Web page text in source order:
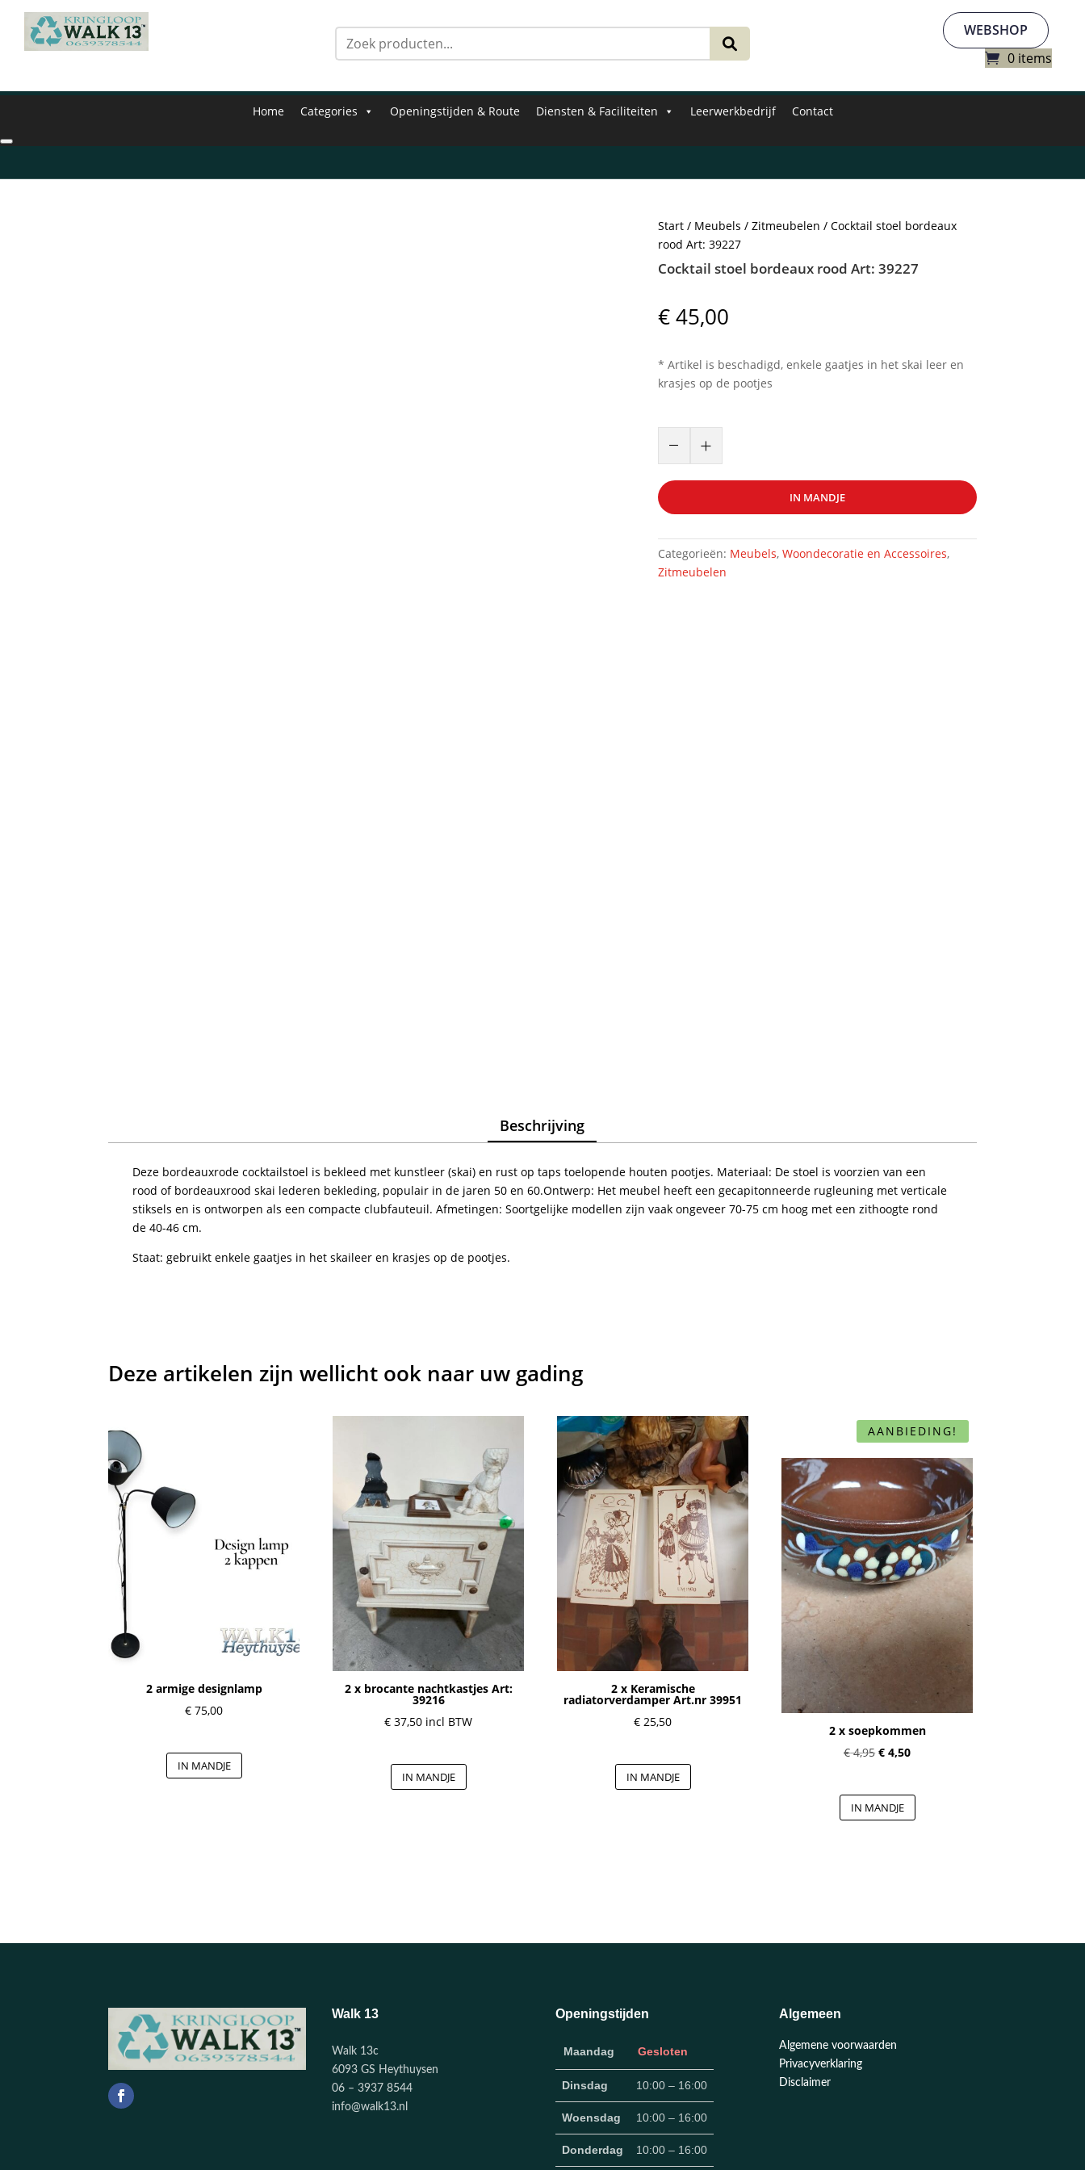
WEBSHOP
0 items
Home Categories Openingstijden & Route Diensten & Faciliteiten Leerwerkbedrijf Contact
Start/ Meubels / Zitmeubelen / Cocktail stoel bordeaux
rood Art: 39227
Cocktail stoel bordeaux rood Art: 39227
€45,00
* Artikel is beschadigd, enkele gaatjes in het skai leer en
krasjes op de pootjes
–
rood
Art:
aantal
+
IN MANDJE
Categorieën: Meubels, Woondecoratie en Accessoires,
Zitmeubelen
Beschrijving
Deze bordeauxrode cocktailstoel is bekleed met kunstleer (skai) en rust op taps toelopende houten pootjes. Materiaal: De stoel is voorzien van een
rood of bordeauxrood skai lederen bekleding, populair in de jaren 50 en 60.Ontwerp: Het meubel heeft een gecapitonneerde rugleuning met verticale
stiksels en is ontworpen als een compacte clubfauteuil. Afmetingen: Soortgelijke modellen zijn vaak ongeveer 70-75 cm hoog met een zithoogte rond
de 40-46 cm.
Staat: gebruikt enkele gaatjes in het skaileer en krasjes op de pootjes.
Deze artikelen zijn wellicht ook naar uw gading
2 armige designlamp
€ 75,00
IN MANDJE
2 x brocante nachtkastjes Art:
39216
€ 37,50 incl BTW
IN MANDJE
2 x Keramische
radiatorverdamper Art.nr 39951
€ 25,50
IN MANDJE
AANBIEDING!
2 x soepkommen
€4,95 Oorspronkelijke
was:
€ 4,95.
€ 4,50Huidige
is:
€ 4,50.
IN MANDJE
Walk 13
Walk 13c
6093 GS Heythuysen
06 – 3937 8544
info@walk13.nl
Openingstijden
Maandag Gesloten
Dinsdag 10:00 – 16:00
Woensdag 10:00 – 16:00
Donderdag 10:00 – 16:00
Algemeen
Algemene voorwaarden
Privacyverklaring
Disclaimer